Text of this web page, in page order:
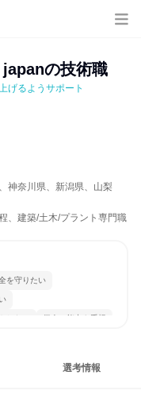
の技術職
げるようサポート
神奈川県、新潟県、山梨
建築/土木/プラント専門職）
を守りたい
したい 個人の能力を重視
選考情報